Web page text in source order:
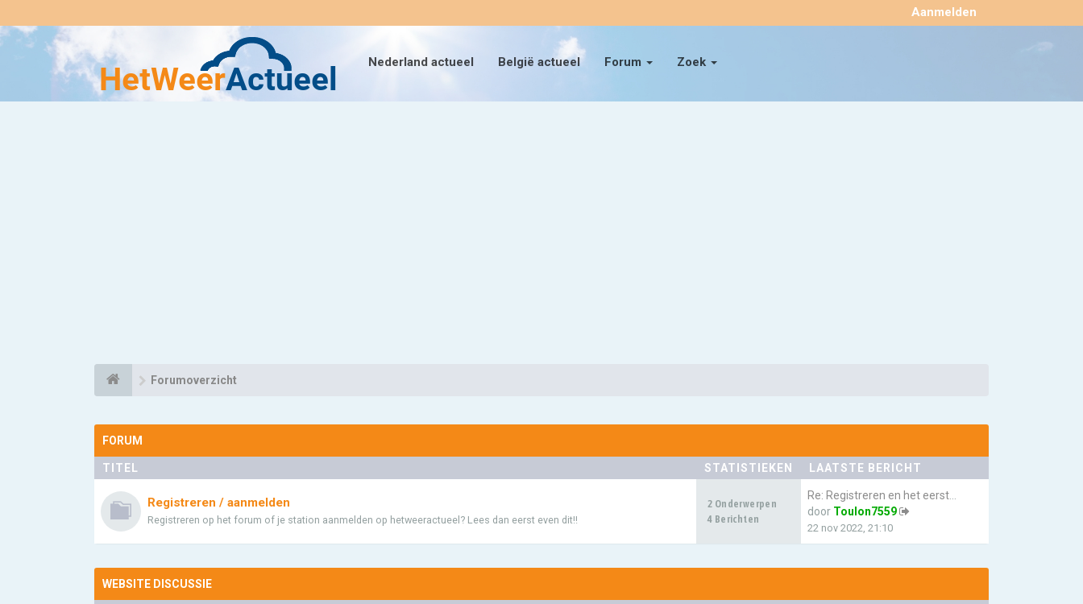
Nederland actueel België actueel Forum Zoek
Aanmelden ×
Forumoverzicht
FORUM
TITEL STATISTIEKEN LAATSTE BERICHT
Registreren / aanmelden
Registreren op het forum of je station aanmelden op hetweeractueel? Lees dan eerst even dit!!
2 Onderwerpen
4 Berichten
door Toulon7559
22 nov 2022, 21:10
WEBSITE DISCUSSIE